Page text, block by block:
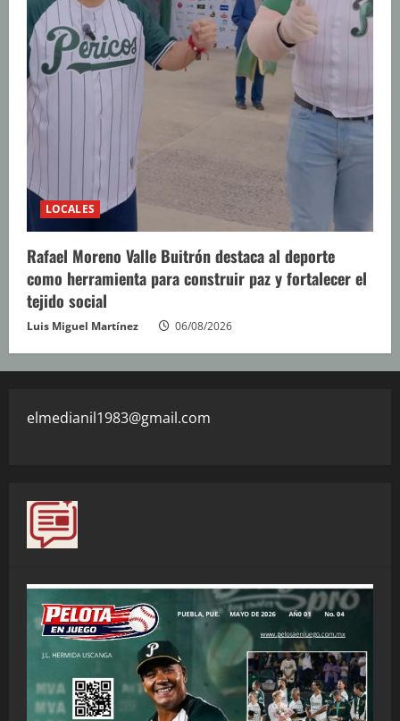
LOCALES
Rafael Moreno Valle Buitrón destaca al deporte
como herramienta para construir paz y fortalecer el
tejido social
Luis Miguel Martínez 06/08/2026
elmedianil1983@gmail.com